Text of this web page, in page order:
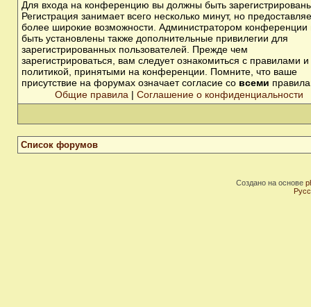
Для входа на конференцию вы должны быть
Регистрация занимает всего несколько минут, но
более широкие возможности. Администратором конференции
быть установлены также дополнительные привилегии для
зарегистрированных пользователей. Прежде чем
зарегистрироваться, вам следует ознакомиться с правилами и
политикой, принятыми на конференции. Помните, что ваше
присутствие на форумах означает согласие со всеми
Общие правила | Соглашение о конфиденциальности
Список форумов
Создано на основе